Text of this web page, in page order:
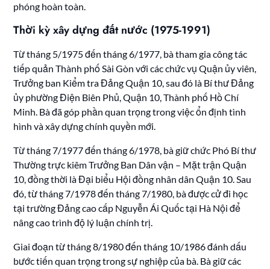
phóng hoàn toàn.
Thời kỳ xây dựng đất nước (1975-1991)
Từ tháng 5/1975 đến tháng 6/1977, bà tham gia công tác
tiếp quản Thành phố Sài Gòn với các chức vụ Quận ủy viên,
Trưởng ban Kiểm tra Đảng Quận 10, sau đó là Bí thư Đảng
ủy phường Điện Biên Phủ, Quận 10, Thành phố Hồ Chí
Minh. Bà đã góp phần quan trọng trong việc ổn định tình
hình và xây dựng chính quyền mới.
Từ tháng 7/1977 đến tháng 6/1978, bà giữ chức Phó Bí thư
Thường trực kiêm Trưởng Ban Dân vận – Mặt trận Quận
10, đồng thời là Đại biểu Hội đồng nhân dân Quận 10. Sau
đó, từ tháng 7/1978 đến tháng 7/1980, bà được cử đi học
tại trường Đảng cao cấp Nguyễn Ái Quốc tại Hà Nội để
nâng cao trình độ lý luận chính trị.
Giai đoạn từ tháng 8/1980 đến tháng 10/1986 đánh dấu
bước tiến quan trọng trong sự nghiệp của bà. Bà giữ các